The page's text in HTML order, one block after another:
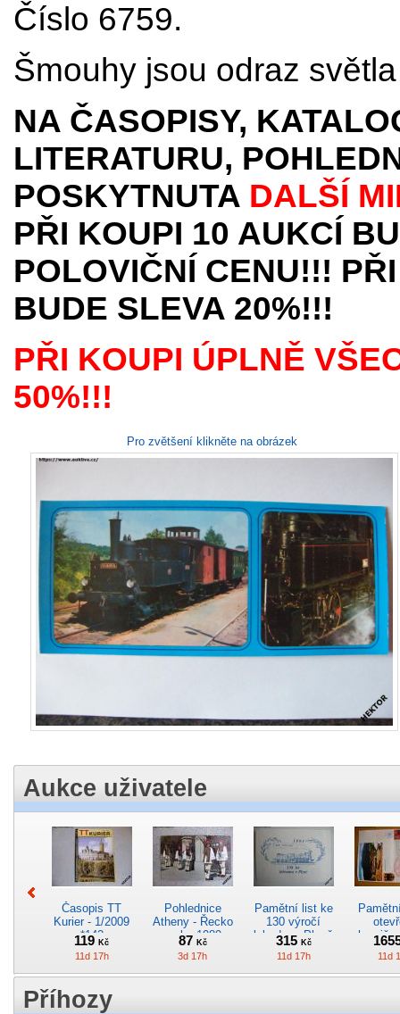
Číslo 6759.
Šmouhy jsou odraz
NA ČASOPISY,
LITERATURU,
POSKYTNUTA DALŠÍ
PŘI KOUPI 10 AUKCÍ
POLOVIČNÍ CENU!!!
BUDE SLEVA 20%!!!
PŘI KOUPI ÚPLNĚ
50%!!!
Pro zvětšení klikněte na obrázek
Aukce uživatele
Časopis TT
Kurier - 1/2009
*142
119Kč
11d 17h
Pohlednice
Atheny - Řecko
z roku 1989.
Nová nepoužitá
*5019
87 Kč
3d 17h
Pamětní list ke
130 výročí
lokodepa Plzeň
*2963
315 Kč
11d 17h 11d
Příhozy